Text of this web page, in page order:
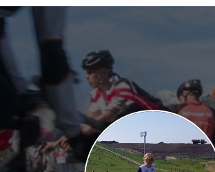
Child
Volunteer
Sponsor
Supporter